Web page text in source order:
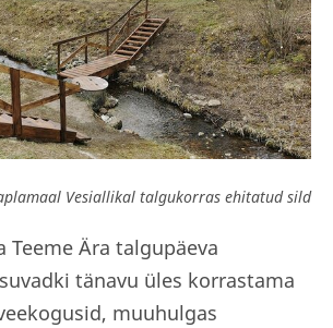
Vesiallikal talgukorras ehitatud sild
Teeme Ära talgupäeva
tänavu üles korrastama
muuhulgas